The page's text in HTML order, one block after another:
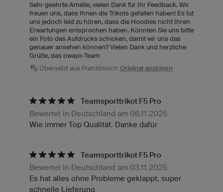
Sehr geehrte Amélie, vielen Dank für Ihr Feedback. Wir
freuen uns, dass Ihnen die Trikots gefallen haben! Es tut
uns jedoch leid zu hören, dass die Hoodies nicht Ihren
Erwartungen entsprochen haben. Könnten Sie uns bitte
ein Foto des Aufdrucks schicken, damit wir uns das
genauer ansehen können? Vielen Dank und herzliche
Grüße, das owayo-Team
Übersetzt aus Französisch Original anzeigen
Teamsporttrikot F5 Pro
Bewertet in Deutschland am 06.11.2025
Wie immer Top Qualität. Danke dafür
Teamsporttrikot F5 Pro
Bewertet in Deutschland am 03.11.2025
Es hat alles ohne Probleme geklappt, super
schnelle Lieferung